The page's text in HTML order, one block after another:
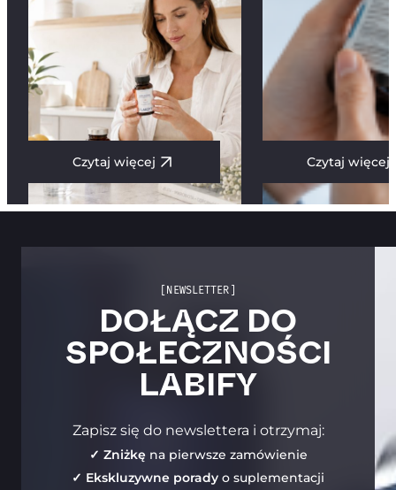
Czytaj więcej Czytaj więcej
[NEWSLETTER]
DOŁĄCZ DO
SPOŁECZNOŚCI
LABIFY
Zapisz się do newslettera i otrzymaj:
✓ Zniżkęna pierwsze zamówienie
✓ Ekskluzywne porady o suplementacji